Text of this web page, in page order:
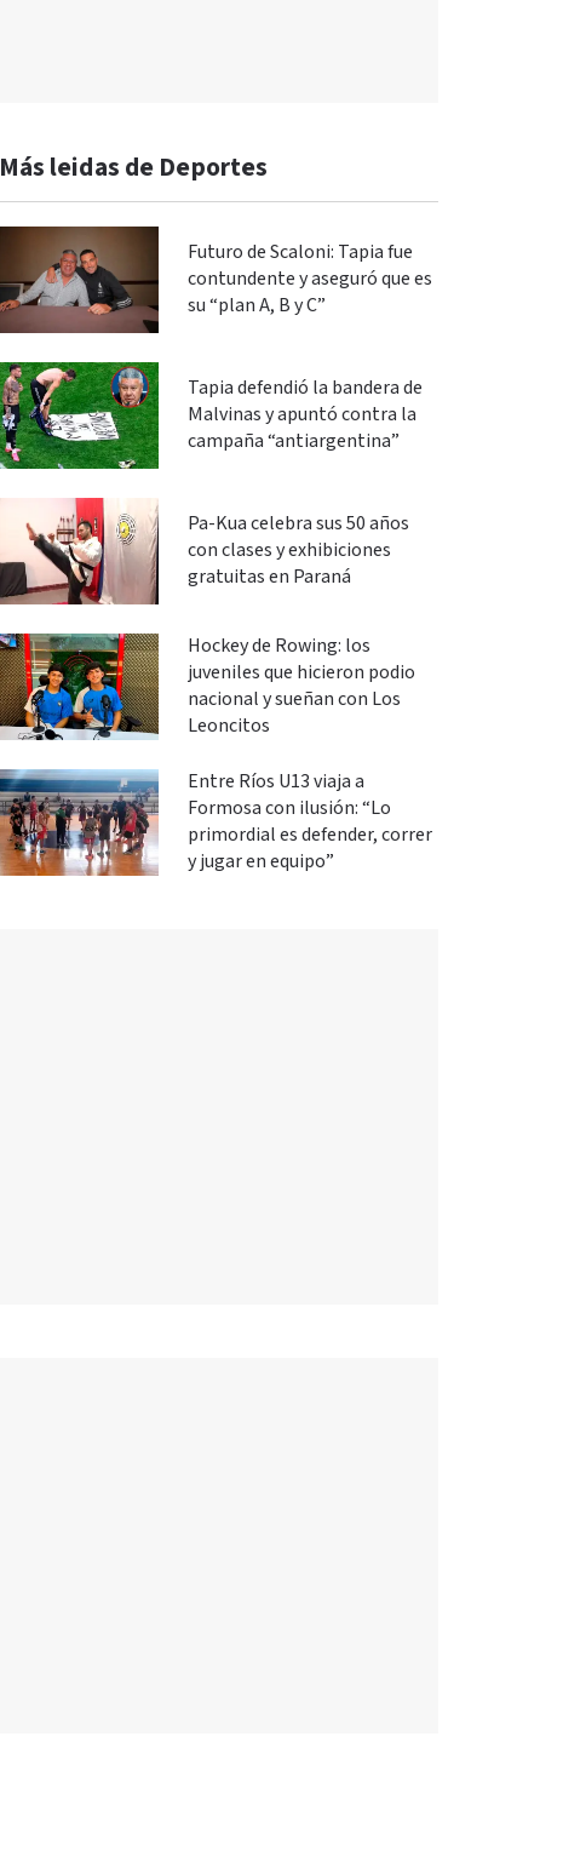
Más leidas de Deportes
Futuro de Scaloni: Tapia fue
contundente y aseguró que es
su “plan A, B y C”
Tapia defendió la bandera de
Malvinas y apuntó contra la
campaña “antiargentina”
Pa-Kua celebra sus 50 años
con clases y exhibiciones
gratuitas en Paraná
Hockey de Rowing: los
juveniles que hicieron podio
nacional y sueñan con Los
Leoncitos
Entre Ríos U13 viaja a
Formosa con ilusión: “Lo
primordial es defender, correr
y jugar en equipo”